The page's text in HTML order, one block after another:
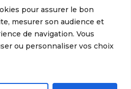
pour assurer le bon
mesurer son audience et
de navigation. Vous
ou personnaliser vos choix